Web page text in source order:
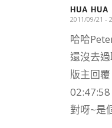
HUA HUA
says:
2011/09/21 -
哈哈
還沒去
版主回
02:47:58
對呀~是